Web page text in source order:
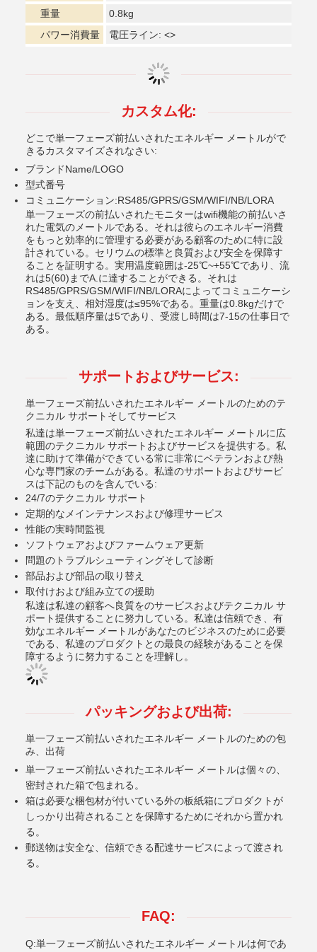
重量
0.8kg
パワー消費量
電圧ライン: <>
カスタム化:
どこで単一フェーズ前払いされたエネルギー メートルがで
きるカスタマイズされなさい:
ブランドName/LOGO
型式番号
コミュニケーション:RS485/GPRS/GSM/WIFI/NB/LORA
単一フェーズの前払いされたモニターはwifi機能の前払いさ
れた電気のメートルである。それは彼らのエネルギー消費
をもっと効率的に管理する必要がある顧客のために特に設
計されている。セリウムの標準と良質および安全を保障す
ることを証明する。実用温度範囲は-25℃~+55℃であり、流
れは5(60)までA.に達することができる。それは
RS485/GPRS/GSM/WIFI/NB/LORAによってコミュニケーシ
ョンを支え、相対湿度は≤95%である。重量は0.8kgだけで
ある。最低順序量は5であり、受渡し時間は7-15の仕事日で
ある。
サポートおよびサービス:
単一フェーズ前払いされたエネルギー メートルのためのテ
クニカル サポートそしてサービス
私達は単一フェーズ前払いされたエネルギー メートルに広
範囲のテクニカル サポートおよびサービスを提供する。私
達に助けて準備ができている常に非常にベテランおよび熱
心な専門家のチームがある。私達のサポートおよびサービ
スは下記のものを含んでいる:
24/7のテクニカル サポート
定期的なメインテナンスおよび修理サービス
性能の実時間監視
ソフトウェアおよびファームウェア更新
問題のトラブルシューティングそして診断
部品および部品の取り替え
取付けおよび組み立ての援助
私達は私達の顧客へ良質をのサービスおよびテクニカル サ
ポート提供することに努力している。私達は信頼でき、有
効なエネルギー メートルがあなたのビジネスのために必要
である、私達のプロダクトとの最良の経験があることを保
障するように努力することを理解し。
パッキングおよび出荷:
単一フェーズ前払いされたエネルギー メートルのための包
み、出荷
単一フェーズ前払いされたエネルギー メートルは個々の、
密封された箱で包まれる。
箱は必要な梱包材が付いている外の板紙箱にプロダクトが
しっかり出荷されることを保障するためにそれから置かれ
る。
郵送物は安全な、信頼できる配達サービスによって渡され
る。
FAQ:
Q:単一フェーズ前払いされたエネルギー メートルは何であ